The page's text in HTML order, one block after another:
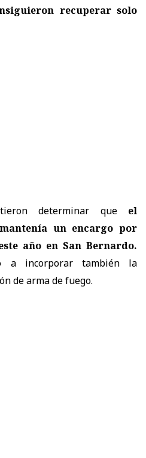
recuperar solo
determinar que el
un encargo por
año en San Bernardo.
a incorporar también la
de arma de fuego.